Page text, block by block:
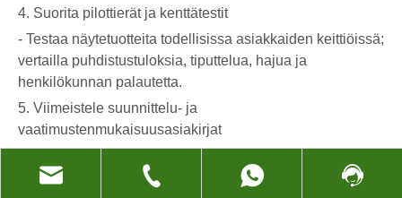
4. Suorita pilottierät ja kenttätestit
- Testaa näytetuotteita todellisissa asiakkaiden keittiöissä;
vertailla puhdistustuloksia, tiputtelua, hajua ja
henkilökunnan palautetta.
5. Viimeistele suunnittelu- ja
vaatimustenmukaisuusasiakirjat
että kaikki vastaa tuontivaatimuksiasi.